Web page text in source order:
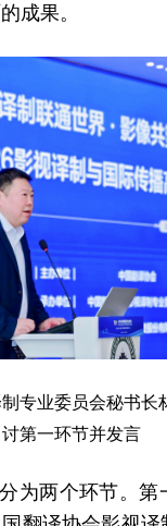
成果。
专业委员会秘书长
讨第一环节并发言
为两个环节。第